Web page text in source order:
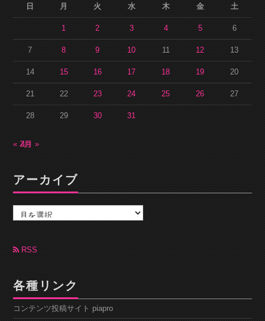
日
月 火 水 木 金 土
1 2 3 4 5 6
7 8 9 10 11 12 13
14 15 16 17 18 19 20
21 22 23 24 25 26 27
28 29 30 31
« 2月4月 »
アーカイブ
カ
ブ RSS
各種リンク
コンテンツ投稿サイト piapro